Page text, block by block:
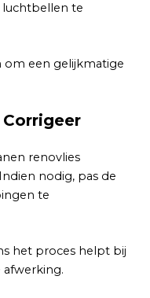
te
om een gelijkmatige
renovlies
nodig, pas de
te
het proces helpt bij
afwerking.